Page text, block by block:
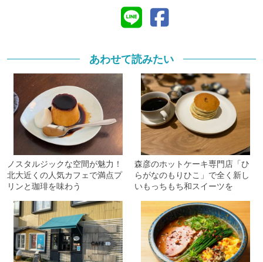
あわせて読みたい
ノスタルジックな空間が魅力！
北大近くの人気カフェで満点プ
リンと珈琲を味わう
森彦のホットケーキ専門店「ひ
らがなのもりひこ」で全く新し
いもっちもち和スイーツを